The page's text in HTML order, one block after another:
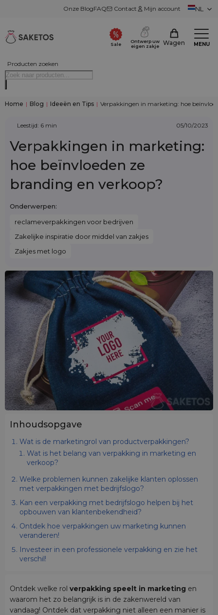
Onze BlogFAQ Contact Mijn account NL
Producten zoeken
Sale
Ontwerp uw
eigen zakje
Wagen MENU
Home | Blog | Ideeën en Tips | Verpakkingen in marketing: hoe
Leestijd: 6 min 05/10/2023
Verpakkingen in marketing:
hoe beïnvloeden ze
branding en verkoop?
Onderwerpen:
reclameverpakkingen voor bedrijven
Zakelijke inspiratie door middel van zakjes
Zakjes met logo
Inhoudsopgave
Wat is de marketingrol van productverpakkingen?
Wat is het belang van verpakking in marketing en
verkoop?
Welke problemen kunnen zakelijke klanten oplossen
met verpakkingen met bedrijfslogo?
Kan een verpakking met bedrijfslogo helpen bij het
opbouwen van klantenbekendheid?
Ontdek hoe verpakkingen uw marketing kunnen
veranderen!
Investeer in een professionele verpakking en zie het
verschil!
Ontdek welke rol verpakking speelt in marketing en
waarom het zo belangrijk is in de zakenwereld van
vandaag! Ontdek dat verpakking niet alleen een manier is